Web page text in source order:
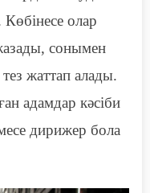
Көбінесе олар
сонымен
жаттап алады.
адамдар кәсіби
дирижер бола